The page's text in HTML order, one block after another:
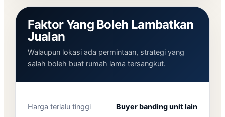
Faktor Yang Boleh Lambatkan
Jualan
Walaupun lokasi ada permintaan, strategi yang
salah boleh buat rumah lama tersangkut.
Harga terlalu tinggi Buyer banding unit lain